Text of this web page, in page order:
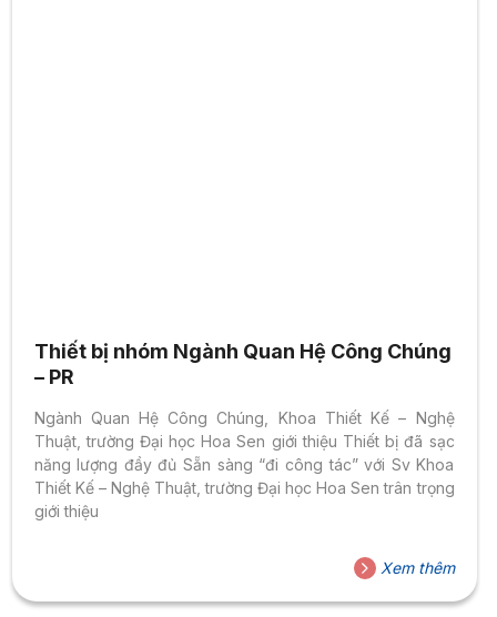
Thiết bị nhóm Ngành Quan Hệ Công Chúng
– PR
Ngành Quan Hệ Công Chúng, Khoa Thiết Kế – Nghệ
Thuật, trường Đại học Hoa Sen giới thiệu Thiết bị đã sạc
năng lượng đầy đủ Sẵn sàng “đi công tác” với Sv Khoa
Thiết Kế – Nghệ Thuật, trường Đại học Hoa Sen trân trọng
giới thiệu
Xem thêm